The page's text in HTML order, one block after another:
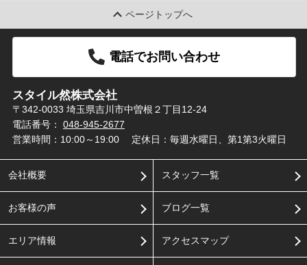
ページトップへ
電話でお問い合わせ
スタイル然株式会社
〒342-0033 埼玉県吉川市中曽根２丁目12-24
電話番号： 048-945-2677
営業時間：10:00～19:00
定休日：毎週水曜日、第1第3火曜日
会社概要
お客様の声
エリア情報
スタッフ一覧
ブログ一覧
アクセスマップ